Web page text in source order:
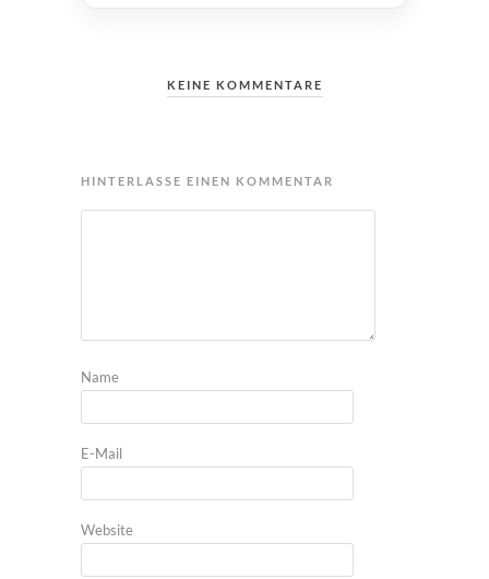
KEINE KOMMENTARE
HINTERLASSE EINEN KOMMENTAR
Name
E-Mail
Website